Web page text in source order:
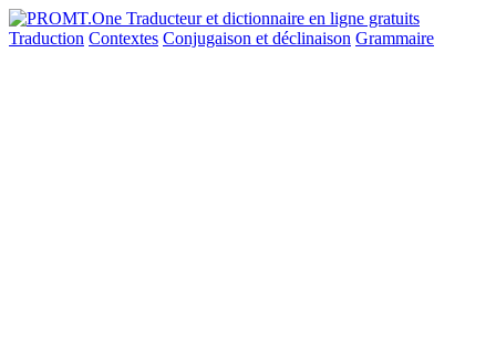
Traduction Contextes Conjugaison et déclinaison Grammaire